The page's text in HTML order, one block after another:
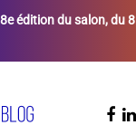
édition du salon, du 8